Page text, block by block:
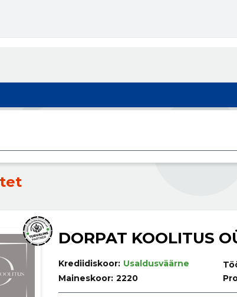
DORPAT KOOLITUS
Krediidiskoor: Usaldusväärne
Maineskoor: 2220